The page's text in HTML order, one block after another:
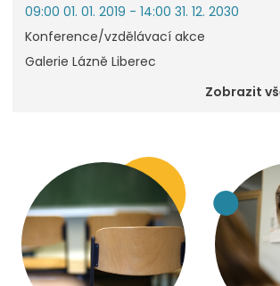
09:00 01. 01. 2019 - 14:00 31. 12. 2030
Konference/vzdělávací akce
Galerie Lázně Liberec
Zobrazit